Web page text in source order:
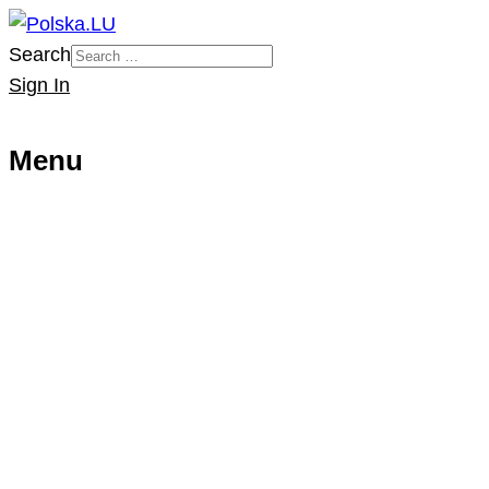
Search
Sign In
Menu